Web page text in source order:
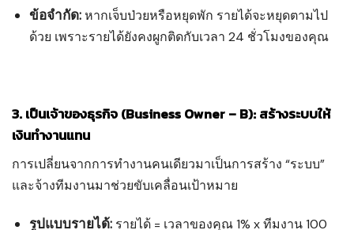
ข้อจำกัด:หากเจ็บป่วยหรือหยุดพัก รายได้จะหยุดตามไป
ด้วย เพราะรายได้ยังคงผูกติดกับเวลา 24 ชั่วโมงของคุณ
3. เป็นเจ้าของธุรกิจ (Business Owner – B): สร้างระบบให้
เงินทำงานแทน
การเปลี่ยนจากการทำงานคนเดียวมาเป็นการสร้าง “ระบบ”
และจ้างทีมงานมาช่วยขับเคลื่อนเป้าหมาย
รูปแบบรายได้: รายได้ = เวลาของคุณ 1% x ทีมงาน 100